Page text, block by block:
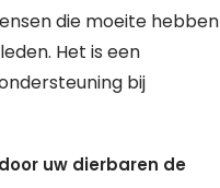
die moeite hebben
Het is een
bij
uw dierbaren de